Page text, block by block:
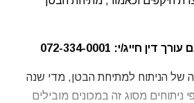
דין חייג/י: 072-334-0001
של הניתוח למתיחת הבטן, מדי שנה
מסוג זה במכונים מובילים